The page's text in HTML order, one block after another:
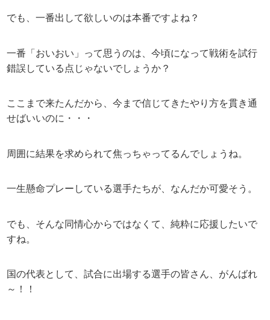
でも、一番出して欲しいのは本番ですよね？
一番「おいおい」って思うのは、今頃になって戦術を試行
錯誤している点じゃないでしょうか？
ここまで来たんだから、今まで信じてきたやり方を貫き通
せばいいのに・・・
周囲に結果を求められて焦っちゃってるんでしょうね。
一生懸命プレーしている選手たちが、なんだか可愛そう。
でも、そんな同情心からではなくて、純粋に応援したいで
すね。
国の代表として、試合に出場する選手の皆さん、がんばれ
～！！